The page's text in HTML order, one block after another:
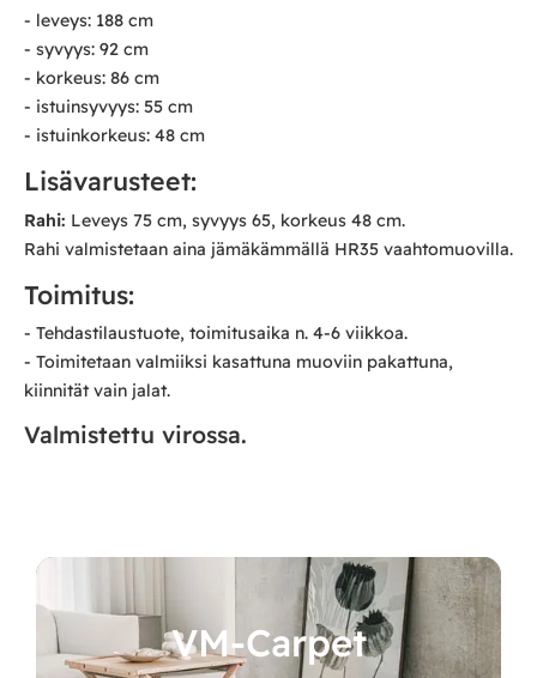
- leveys: 188 cm
- syvyys: 92 cm
- korkeus: 86 cm
- istuinsyvyys: 55 cm
- istuinkorkeus: 48 cm
Lisävarusteet:
Rahi: Leveys 75 cm, syvyys 65, korkeus 48 cm.
Rahi valmistetaan aina jämäkämmällä HR35 vaahtomuovilla.
Toimitus:
- Tehdastilaustuote, toimitusaika n. 4-6 viikkoa.
- Toimitetaan valmiiksi kasattuna muoviin pakattuna,
kiinnität vain jalat.
Valmistettu virossa.
VM-Carpet